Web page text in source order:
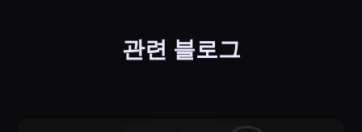
관련 블로그